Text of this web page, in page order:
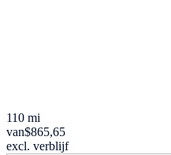
110 mi
van$865,65
excl. verblijf